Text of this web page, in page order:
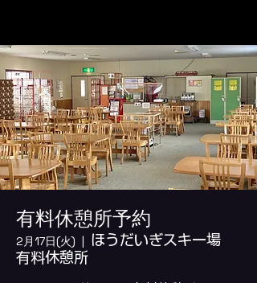
有料休憩所予約
2月17日(火)
  |
ほうだいぎスキー場
有料休憩所